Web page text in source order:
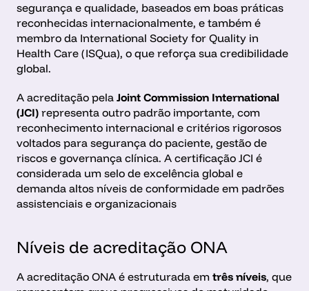
segurança e qualidade, baseados em boas práticas
reconhecidas internacionalmente, e também é
membro da International Society for Quality in
Health Care (ISQua), o que reforça sua credibilidade
global.
A acreditação pela Joint Commission International
(JCI) representa outro padrão importante, com
reconhecimento internacional e critérios rigorosos
voltados para segurança do paciente, gestão de
riscos e governança clínica. A certificação JCI é
considerada um selo de excelência global e
demanda altos níveis de conformidade em padrões
assistenciais e organizacionais
Níveis de acreditação ONA
A acreditação ONA é estruturada em três níveis, que